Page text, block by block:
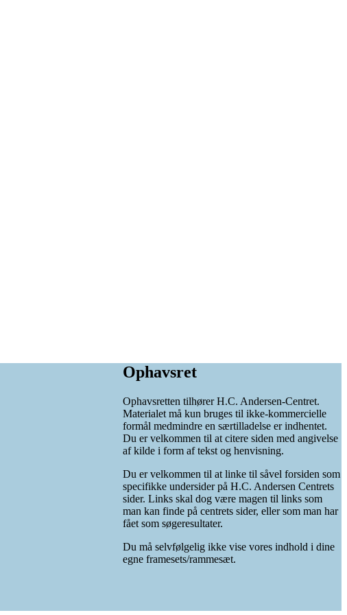
Ophavsret
Ophavsretten tilhører H.C. Andersen-Centret.
Materialet må kun bruges til ikke-kommercielle
formål medmindre en særtilladelse er indhentet.
Du er velkommen til at citere siden med angivelse
af kilde i form af tekst og henvisning.
Du er velkommen til at linke til såvel forsiden som
specifikke undersider på H.C. Andersen Centrets
sider. Links skal dog være magen til links som
man kan finde på centrets sider, eller som man har
fået som søgeresultater.
Du må selvfølgelig ikke vise vores indhold i dine
egne framesets/rammesæt.